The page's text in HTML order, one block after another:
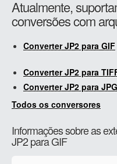
Atualmente,
conversões com
Converter JP2 para GIF
Converter JP2 para
Converter JP2 para JPG
Todos os conversores
Informações sobre as
JP2 para GIF